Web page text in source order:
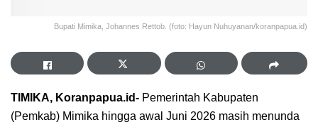
Bupati Mimika, Johannes Rettob. (foto: Hayun Nuhuyanan/koranpapua.id)
TIMIKA, Koranpapua.id- Pemerintah Kabupaten
(Pemkab) Mimika hingga awal Juni 2026 masih menunda